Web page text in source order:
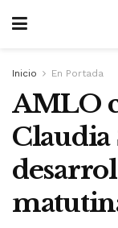
Inicio En Portada
AMLO